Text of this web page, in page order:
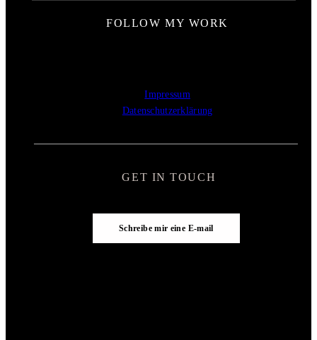
FOLLOW MY WORK
GET IN TOUCH
Schreibe mir eine E-mail
Impressum
Datenschutzerklärung